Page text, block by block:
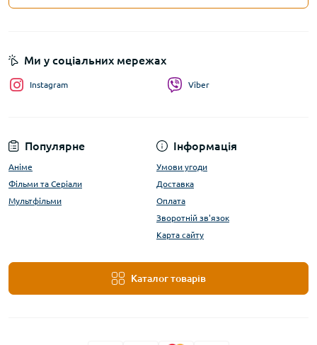
Популярне
Аніме
Фільми та Серіали
Мультфільми
Інформація
Умови угоди
Доставка
Оплата
Зворотній зв'язок
Карта сайту
Каталог товарів
Ми у соціальних мережах
Instagram Viber